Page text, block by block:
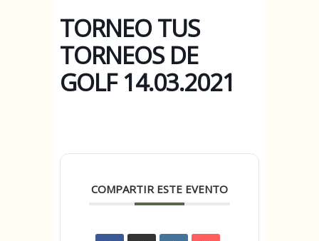
TORNEO TUS
TORNEOS DE
GOLF 14.03.2021
COMPARTIR ESTE EVENTO